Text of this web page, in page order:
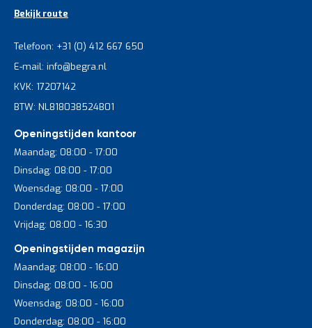
Bekijk route
Telefoon: +31 (0) 412 667 650
E-mail: info@begra.nl
KVK: 17207142
BTW: NL818038524B01
Openingstijden kantoor
Maandag: 08:00 - 17:00
Dinsdag: 08:00 - 17:00
Woensdag: 08:00 - 17:00
Donderdag: 08:00 - 17:00
Vrijdag: 08:00 - 16:30
Openingstijden magazijn
Maandag: 08:00 - 16:00
Dinsdag: 08:00 - 16:00
Woensdag: 08:00 - 16:00
Donderdag: 08:00 - 16:00